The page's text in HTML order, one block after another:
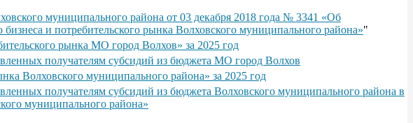
муниципального района от 03 декабря 2018 года № 3341 «Об
и потребительского рынка Волховского муниципального района»"
рынка МО город Волхов» за 2025 год
получателям субсидий из бюджета МО город Волхов
Волховского муниципального района» за 2025 год
получателям субсидий из бюджета Волховского муниципального района в
муниципального района»